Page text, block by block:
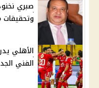
الأهلي
الفني